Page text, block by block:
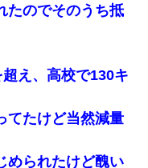
たのでそのうち抵
え、高校で130キ
てたけど当然減量
められたけど醜い